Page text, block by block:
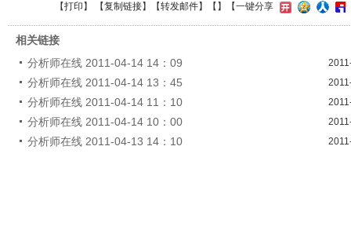
【打印 】 【复制链接】【转发邮件】【 】 【一键分享
相关链接
分析师在线 2011-04-14 14：09
分析师在线 2011-04-14 13：45
分析师在线 2011-04-14 11：10
分析师在线 2011-04-14 10：00
分析师在线 2011-04-13 14：10